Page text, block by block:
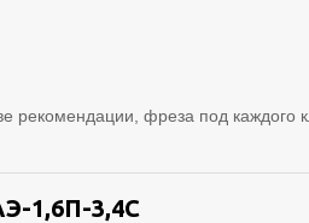
рекомендации, фреза под каждого
1,6П-3,4С